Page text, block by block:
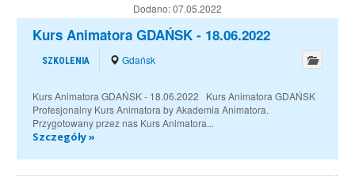
Dodano:07.05.2022
Kurs Animatora GDAŃSK - 18.06.2022
SZKOLENIA Gdańsk
Kurs Animatora GDAŃSK - 18.06.2022 Kurs Animatora GDAŃSK
Profesjonalny Kurs Animatora by Akademia Animatora.
Przygotowany przez nas Kurs Animatora...
Szczegóły »